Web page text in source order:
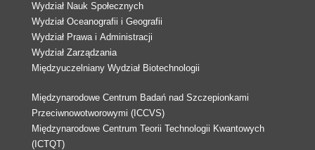
Wydział Nauk Społecznych
Wydział Oceanografii i Geografii
Wydział Prawa i Administracji
Wydział Zarządzania
Międzyuczelniany Wydział Biotechnologii
Międzynarodowe Centrum Badań nad Szczepionkami
Przeciwnowotworowymi (ICCVS)
Międzynarodowe Centrum Teorii Technologii Kwantowych
(ICTQT)